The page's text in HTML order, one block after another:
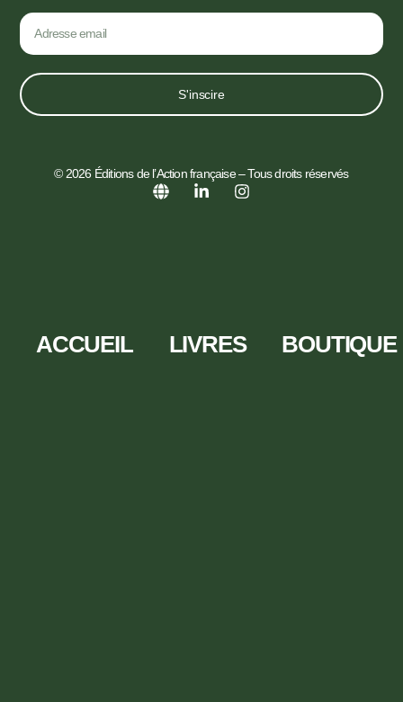
S'inscire
© 2026 Éditions de l’Action française – Tous droits réservés
ACCUEIL LIVRES BOUTIQUE